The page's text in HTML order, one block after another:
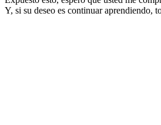
Y, si su deseo es continuar aprendiendo,